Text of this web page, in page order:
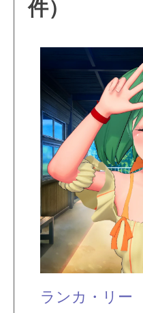
件）
ランカ・リー